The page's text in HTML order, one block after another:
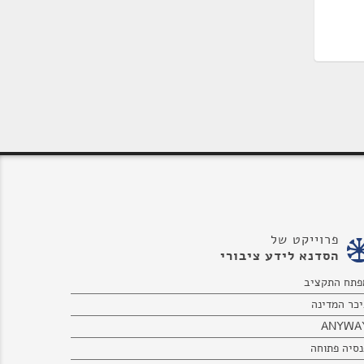
פרוייקט של
הסדנא לידע ציבורי
התקציב
המדינה
פתוחה